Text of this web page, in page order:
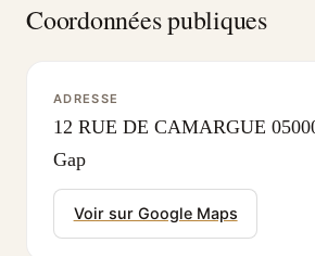
Coordonnées publiques
ADRESSE
12 RUE DE CAMARGUE
Gap
Voir sur Google Maps